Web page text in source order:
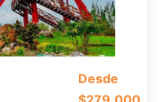
Desde